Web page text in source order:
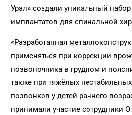
Урал» создали уникальный
имплантатов для спинальной
«Разработанная
применяться при коррекции
позвоночника в грудном и
также при тяжёлых
позвонков у детей раннего
принимали участие сотрудники